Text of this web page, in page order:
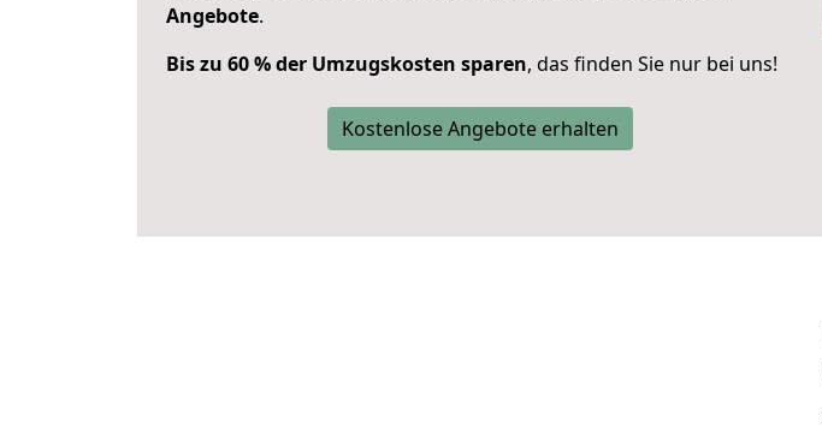
Angebote.
Bis zu 60 % der Umzugskosten sparen, das finden Sie nur bei uns!
Kostenlose Angebote erhalten